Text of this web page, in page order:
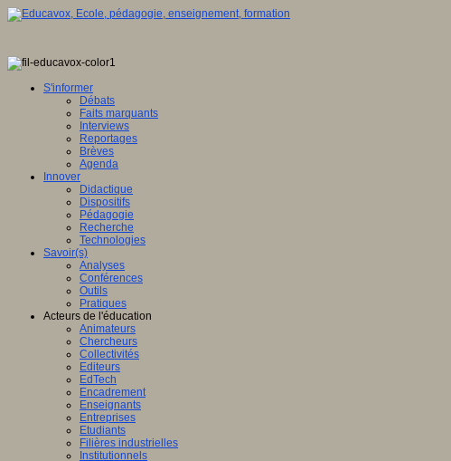
S'informer
Débats
Faits marquants
Interviews
Reportages
Brèves
Agenda
Innover
Didactique
Dispositifs
Pédagogie
Recherche
Technologies
Savoir(s)
Analyses
Conférences
Outils
Pratiques
Acteurs de l'éducation
Animateurs
Chercheurs
Collectivités
Editeurs
EdTech
Encadrement
Enseignants
Entreprises
Etudiants
Filières industrielles
Institutionnels